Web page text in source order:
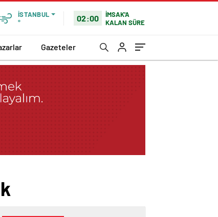
İSTANBUL
°
02:00
İMSAK'A
KALAN SÜRE
Gazeteler